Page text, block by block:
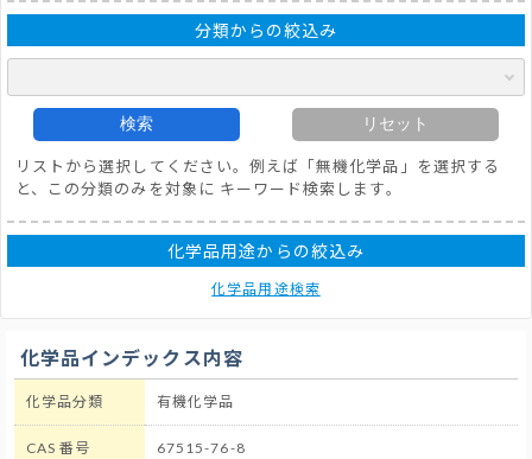
分類からの絞込み
検索 リセット
リストから選択してください。例えば「無機化学品」を選択する
と、この分類のみを対象に キーワード検索します。
化学品用途からの絞込み
化学品用途検索
化学品インデックス内容
化学品分類 有機化学品
CAS 番号 67515-76-8